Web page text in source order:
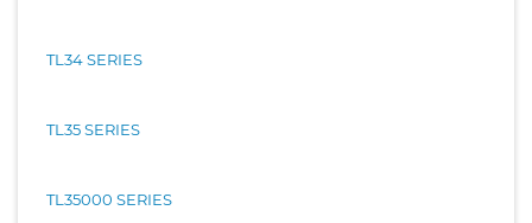
TL34 SERIES
TL35 SERIES
TL35000 SERIES